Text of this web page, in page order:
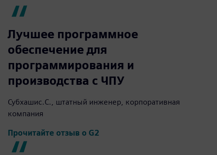
Лучшее программное
обеспечение для
программирования и
производства с ЧПУ
Субхашис.С., штатный инженер, корпоративная
компания
Прочитайте отзыв о G2